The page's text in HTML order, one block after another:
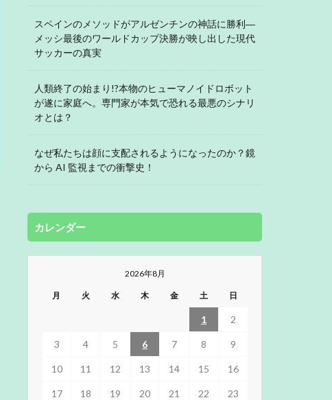
スペインのメソッドがアルゼンチンの神話に勝利―
メッシ最後のワールドカップ決勝が映し出した現代
サッカーの真実
人類終了の始まり!?本物のヒューマノイドロボット
が遂に家庭へ。専門家が本気で恐れる最悪のシナリ
オとは？
なぜ私たちは顔に支配されるようになったのか？鏡
から AI 監視までの衝撃史！
カレンダー
2026年8月
月 火 水 木 金 土 日
1 2
3 4 5 6 7 8 9
10 11 12 13 14 15 16
17 18 19 20 21 22 23